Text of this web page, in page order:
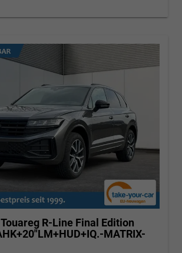
R-Line Final Edition
MATRIX-